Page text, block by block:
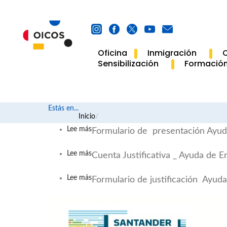
Main
Navigation
Oficina Inmigración
Sensibilización
Estás en...
Ruta
de
navegación
Inicio
Lee mássobre
de
Ayuda
y
Formulario de presentación
Lee mássobre
Justificativa
de
Cuenta Justificativa _ Ayuda de
Lee mássobre
justificación
Formulario de justificación